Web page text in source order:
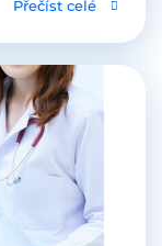
Přečíst celé